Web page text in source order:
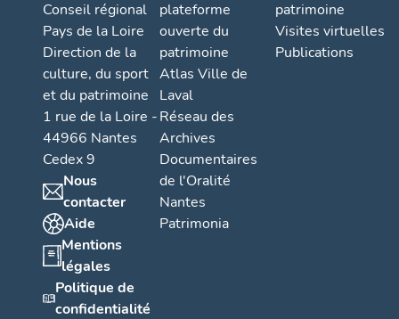
Conseil régional
Pays de la Loire
Direction de la
culture, du sport
et du patrimoine
1 rue de la Loire -
44966 Nantes
Cedex 9
Nous
contacter
Aide
Mentions
légales
Politique de
confidentialité
plateforme
ouverte du
patrimoine
Atlas Ville de
Laval
Réseau des
Archives
Documentaires
de l'Oralité
Nantes
Patrimonia
patrimoine
Visites virtuelles
Publications